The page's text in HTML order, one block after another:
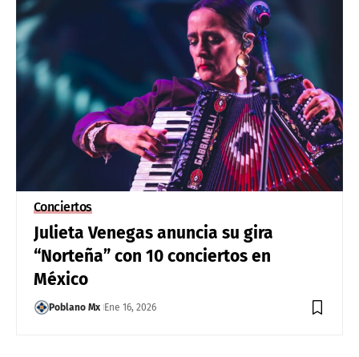
Conciertos
Julieta Venegas anuncia su gira
“Norteña” con 10 conciertos en
México
Poblano Mx Ene 16, 2026